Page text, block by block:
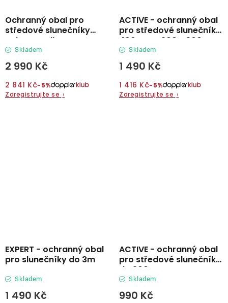
Ochranný obal pro
středové slunečníky
Knirps Apoll
Skladem
2 990 Kč
2 841 Kč−5%
Zaregistrujte se ›
ACTIVE - ochranný obal
pro středové slunečníky
400 cm a 300 x 200 cm
Skladem
1 490 Kč
1 416 Kč−5%
Zaregistrujte se ›
EXPERT - ochranný obal
pro slunečníky do 3m
Skladem
1 490 Kč
ACTIVE - ochranný obal
pro středové slunečníky
do 300 cm
Skladem
990 Kč